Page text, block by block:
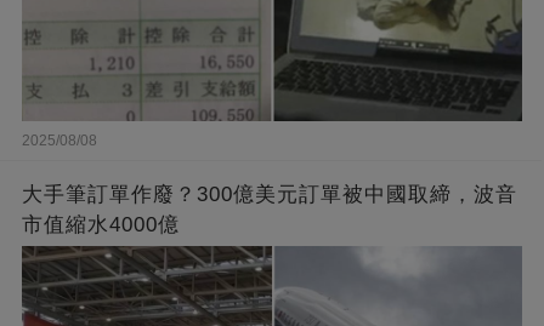
2025/08/08
大手筆訂單作廢？300億美元訂單被中國取締，波音
市值縮水4000億